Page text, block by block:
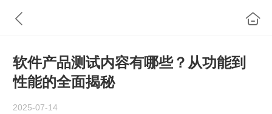
软件产品测试内容有哪些？从功能到
性能的全面揭秘
2025-07-14